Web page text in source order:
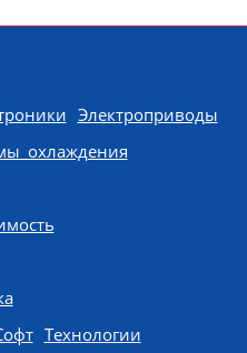
Электроприводы
охлаждения
Технологии